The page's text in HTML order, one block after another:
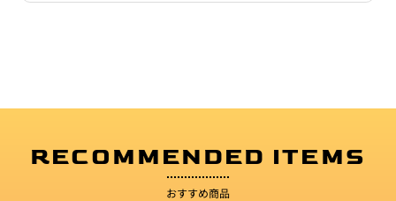
RECOMMENDED ITEMS
おすすめ商品